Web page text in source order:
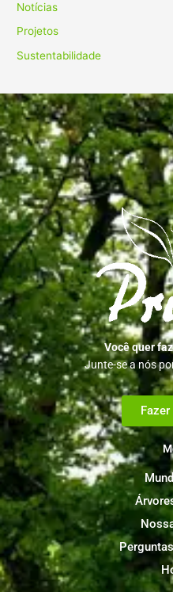
Notícias
Projetos
Sustentabilidade
Você quer
Junte-se a nós